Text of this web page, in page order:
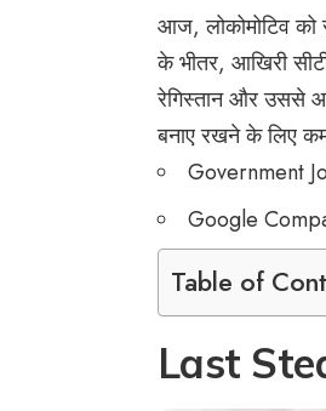
आज, लोकोमोटिव को
के भीतर, आखिरी
रेगिस्तान और उससे
बनाए रखने के लिए
Government
Google
Table of
Last